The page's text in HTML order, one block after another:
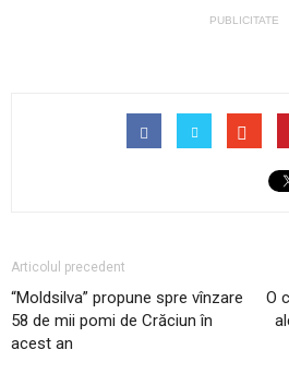
PUBLICITATE
Articolul precedent
“Moldsilva” propune spre vînzare
58 de mii pomi de Crăciun în
acest an
O